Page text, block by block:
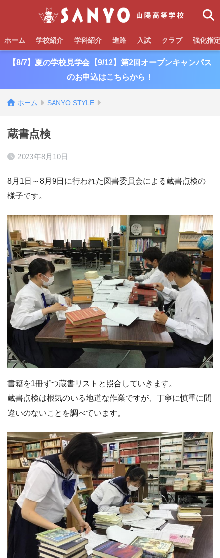
ホーム 学校紹介 学科紹介 進路 入試 クラブ 強化指
【8/7】夏の学校見学会【9/12】第2回オープンキャンパス
のお申込はこちらから！
ホーム SANYO STYLE
蔵書点検
2023年8月10日
8月1日～8月9日に行われた図書委員会による蔵書点検の
様子です。
書籍を1冊ずつ蔵書リストと照合していきます。
蔵書点検は根気のいる地道な作業ですが、丁寧に慎重に間
違いのないことを調べています。